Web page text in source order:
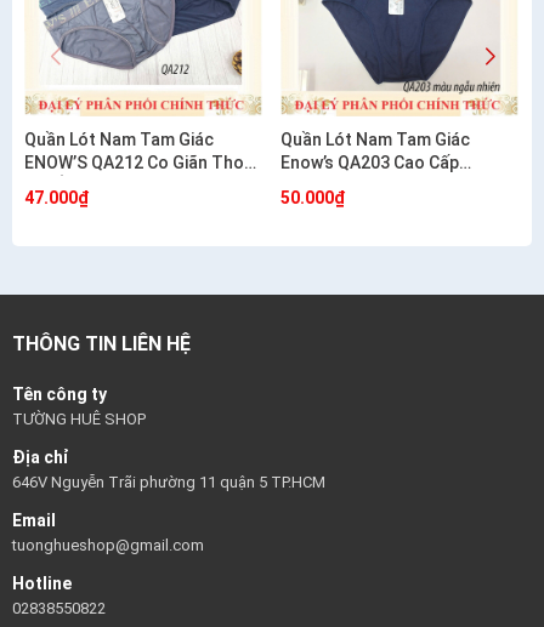
Quần Lót Nam Tam Giác
ENOW’S QA212 Co Giãn Thoải
Mái Ôm Dáng
47.000₫
Quần Lót Nam Tam Giác
Enow’s QA203 Cao Cấp
Cotton Co Giãn 4 Chiều
50.000₫
THÔNG TIN LIÊN HỆ
Tên công ty
TƯỜNG HUÊ SHOP
Địa chỉ
646V Nguyễn Trãi phường 11 quận 5 TP.HCM
Email
tuonghueshop@gmail.com
Hotline
02838550822